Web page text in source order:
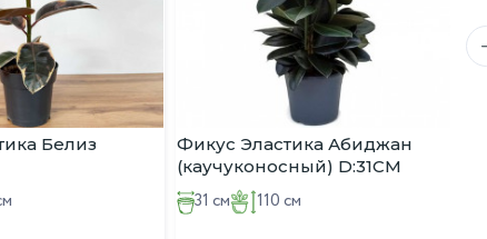
Белиз
Фикус Эластика Абиджан
(каучуконосный) D:31СМ
H:110СМ
31 см 110 см